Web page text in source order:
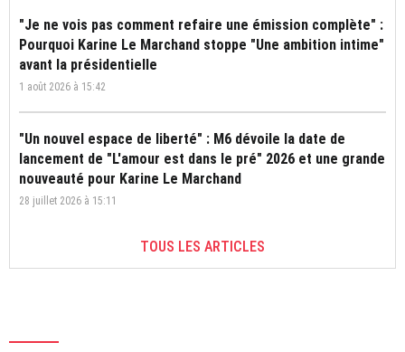
"Je ne vois pas comment refaire une émission complète" :
Pourquoi Karine Le Marchand stoppe "Une ambition intime"
avant la présidentielle
1 août 2026 à 15:42
"Un nouvel espace de liberté" : M6 dévoile la date de
lancement de "L'amour est dans le pré" 2026 et une grande
nouveauté pour Karine Le Marchand
28 juillet 2026 à 15:11
TOUS LES ARTICLES